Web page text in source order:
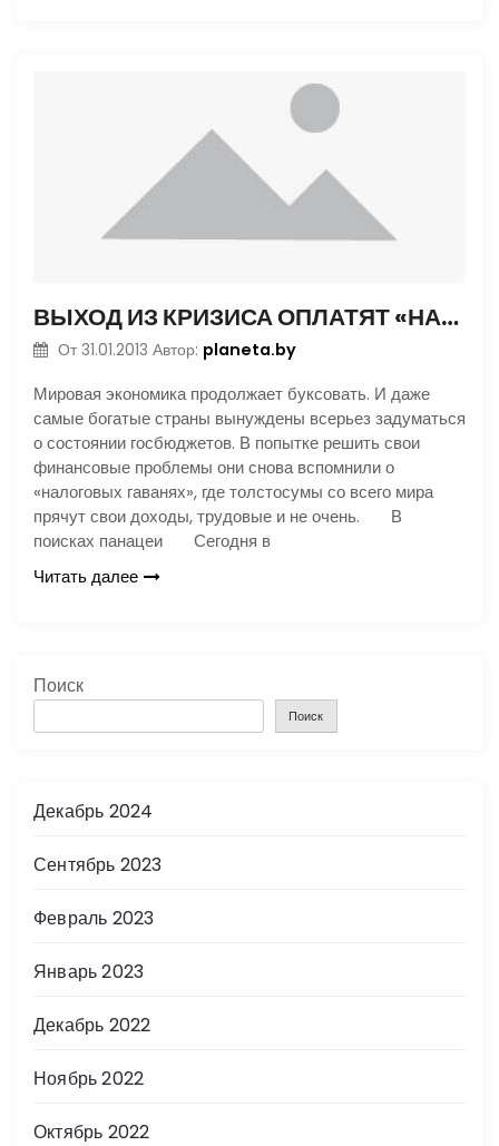
ВЫХОД ИЗ КРИЗИСА ОПЛАТЯТ «НАЛОГОВЫЕ ГАВАНИ»
От 31.01.2013 Автор: planeta.by
Мировая экономика продолжает буксовать. И даже
самые богатые страны вынуждены всерьез задуматься
о состоянии госбюджетов. В попытке решить свои
финансовые проблемы они снова вспомнили о
«налоговых гаванях», где толстосумы со всего мира
прячут свои доходы, трудовые и не очень. В
поисках панацеи Сегодня в
Читать далее
Поиск
Поиск
Декабрь 2024
Сентябрь 2023
Февраль 2023
Январь 2023
Декабрь 2022
Ноябрь 2022
Октябрь 2022